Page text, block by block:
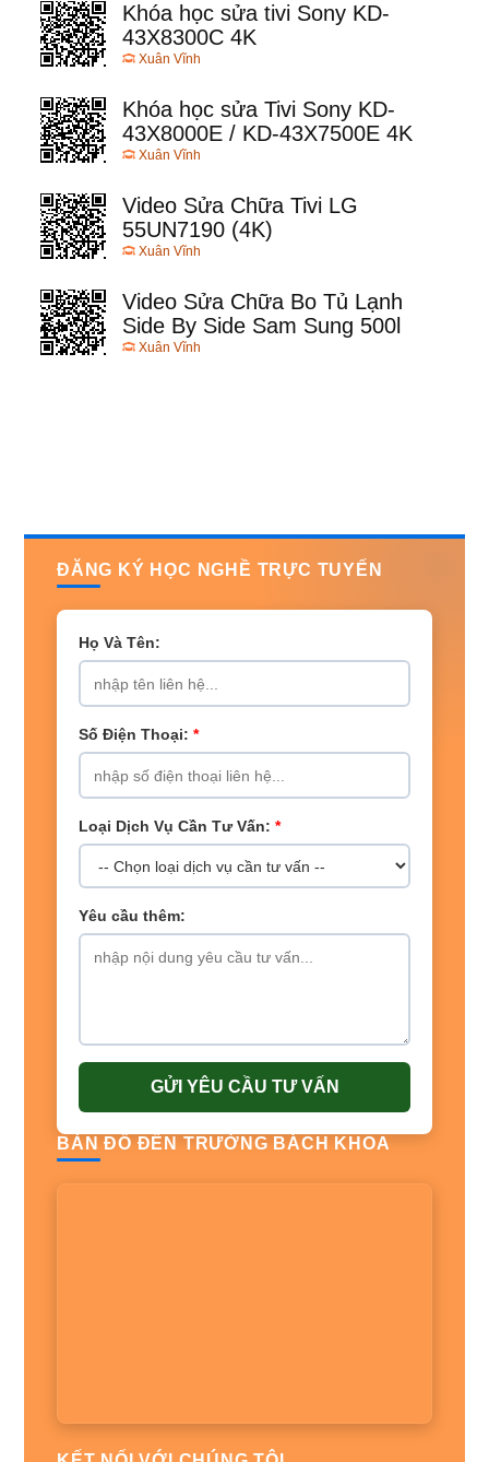
Khóa học sửa tivi Sony KD-
43X8300C 4K
Xuân Vĩnh
Khóa học sửa Tivi Sony KD-
43X8000E / KD-43X7500E 4K
Xuân Vĩnh
Video Sửa Chữa Tivi LG
55UN7190 (4K)
Xuân Vĩnh
Video Sửa Chữa Bo Tủ Lạnh
Side By Side Sam Sung 500l
Xuân Vĩnh
ĐĂNG KÝ HỌC NGHỀ TRỰC TUYẾN
Họ Và Tên:
Số Điện Thoại: *
Loại Dịch Vụ Cần Tư Vấn: *
Yêu cầu thêm:
GỬI YÊU CẦU TƯ VẤN
BẢN ĐỒ ĐẾN TRƯỜNG BÁCH KHOA